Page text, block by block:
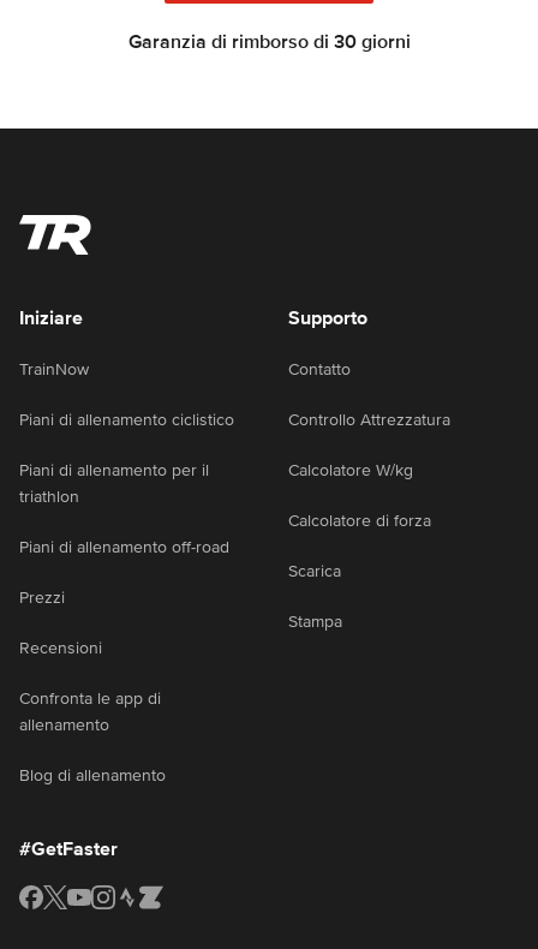
Garanzia di rimborso di 30 giorni
Iniziare
TrainNow
Piani di allenamento ciclistico
Piani di allenamento per il
triathlon
Piani di allenamento off-road
Prezzi
Recensioni
Confronta le app di
allenamento
Blog di allenamento
Supporto
Contatto
Controllo Attrezzatura
Calcolatore W/kg
Calcolatore di forza
Scarica
Stampa
#GetFaster